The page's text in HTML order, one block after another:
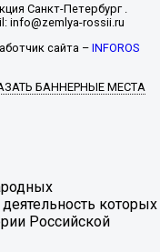
Санкт-Петербург .
info@zemlya-rossii.ru
сайта –INFOROS
БАННЕРНЫЕ МЕСТА
которых
Российской